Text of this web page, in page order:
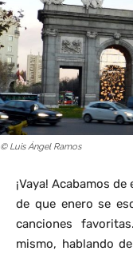
© Luis Ángel Ramos
¡Vaya! Acabamos
de que enero se
canciones
mismo, hablando